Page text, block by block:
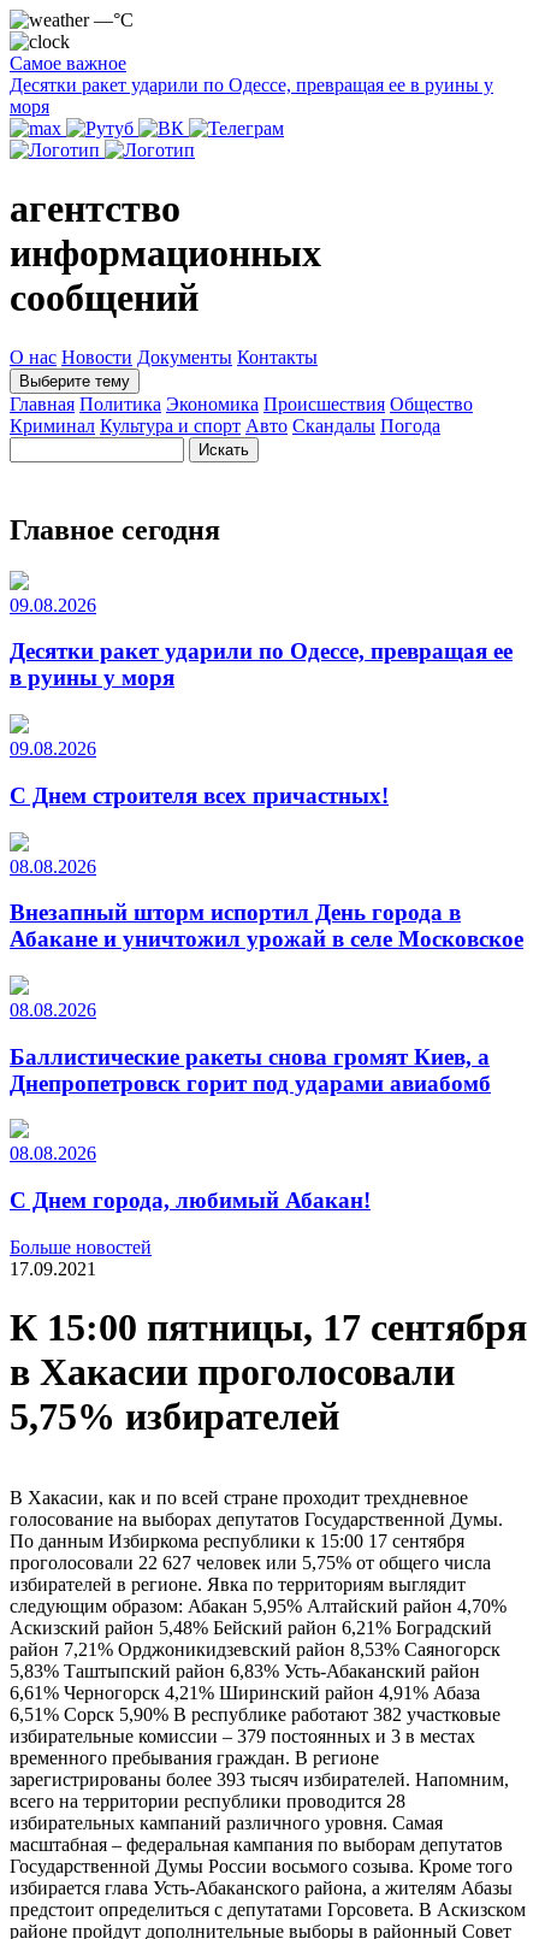
—°C
Самое важное
Десятки ракет ударили по Одессе, превращая ее в руины у
моря
агентство
информационных
сообщений
О нас Новости Документы Контакты
Выберите тему
Главная Политика Экономика Происшествия Общество
Криминал Культура и спорт Авто Скандалы Погода
Главное сегодня
09.08.2026
Десятки ракет ударили по Одессе, превращая ее
в руины у моря
09.08.2026
С Днем строителя всех причастных!
08.08.2026
Внезапный шторм испортил День города в
Абакане и уничтожил урожай в селе Московское
08.08.2026
Баллистические ракеты снова громят Киев, а
Днепропетровск горит под ударами авиабомб
08.08.2026
С Днем города, любимый Абакан!
Больше новостей
17.09.2021
К 15:00 пятницы, 17 сентября
в Хакасии проголосовали
5,75% избирателей
В Хакасии, как и по всей стране проходит трехдневное
голосование на выборах депутатов Государственной Думы.
По данным Избиркома республики к 15:00 17 сентября
проголосовали 22 627 человек или 5,75% от общего числа
избирателей в регионе. Явка по территориям выглядит
следующим образом: Абакан 5,95% Алтайский район 4,70%
Аскизский район 5,48% Бейский район 6,21% Боградский
район 7,21% Орджоникидзевский район 8,53% Саяногорск
5,83% Таштыпский район 6,83% Усть-Абаканский район
6,61% Черногорск 4,21% Ширинский район 4,91% Абаза
6,51% Сорск 5,90% В республике работают 382 участковые
избирательные комиссии – 379 постоянных и 3 в местах
временного пребывания граждан. В регионе
зарегистрированы более 393 тысяч избирателей. Напомним,
всего на территории республики проводится 28
избирательных кампаний различного уровня. Самая
масштабная – федеральная кампания по выборам депутатов
Государственной Думы России восьмого созыва. Кроме того
избирается глава Усть-Абаканского района, а жителям Абазы
предстоит определиться с депутатами Горсовета. В Аскизском
районе пройдут дополнительные выборы в районный Совет